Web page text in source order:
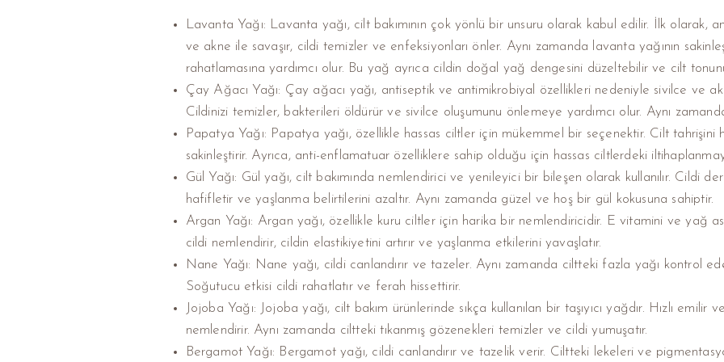
Lavanta Yağı: Lavanta yağı, cilt bakımının çok yönlü bir unsuru olarak kabul edilir. İlk olarak,
ve akne ile savaşır, cildi temizler ve enfeksiyonları önler. Aynı zamanda lavanta yağının
rahatlamasına yardımcı olur. Bu yağ ayrıca cildin doğal yağ dengesini düzeltebilir ve cilt
Çay Ağacı Yağı: Çay ağacı yağı, antiseptik ve antimikrobiyal özellikleri nedeniyle sivilce ve
Cildinizi temizler, bakterileri öldürür ve sivilce oluşumunu önlemeye yardımcı olur. Aynı
Papatya Yağı: Papatya yağı, özellikle hassas ciltler için mükemmel bir seçenektir. Cilt tahrişini
sakinleştirir. Ayrıca, anti-enflamatuar özelliklere sahip olduğu için hassas ciltlerdeki
Gül Yağı: Gül yağı, cilt bakımında nemlendirici ve yenileyici bir bileşen olarak kullanılır. Cildi
hafifletir ve yaşlanma belirtilerini azaltır. Aynı zamanda güzel ve hoş bir gül kokusuna sahiptir.
Argan Yağı: Argan yağı, özellikle kuru ciltler için harika bir nemlendiricidir. E vitamini ve yağ
cildi nemlendirir, cildin elastikiyetini artırır ve yaşlanma etkilerini yavaşlatır.
Nane Yağı: Nane yağı, cildi canlandırır ve tazeler. Aynı zamanda ciltteki fazla yağı kontrol
Soğutucu etkisi cildi rahatlatır ve ferah hissettirir.
Jojoba Yağı: Jojoba yağı, cilt bakım ürünlerinde sıkça kullanılan bir taşıyıcı yağdır. Hızlı emilir
nemlendirir. Aynı zamanda ciltteki tıkanmış gözenekleri temizler ve cildi yumuşatır.
Bergamot Yağı: Bergamot yağı, cildi canlandırır ve tazelik verir. Ciltteki lekeleri ve